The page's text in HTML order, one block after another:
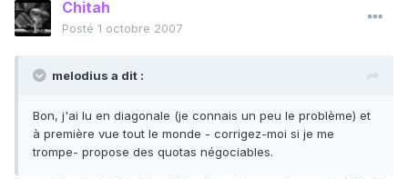
Chitah
Posté 1 octobre 2007
melodius a dit :
Bon, j'ai lu en diagonale (je connais un peu le problème) et
à première vue tout le monde - corrigez-moi si je me
trompe- propose des quotas négociables.